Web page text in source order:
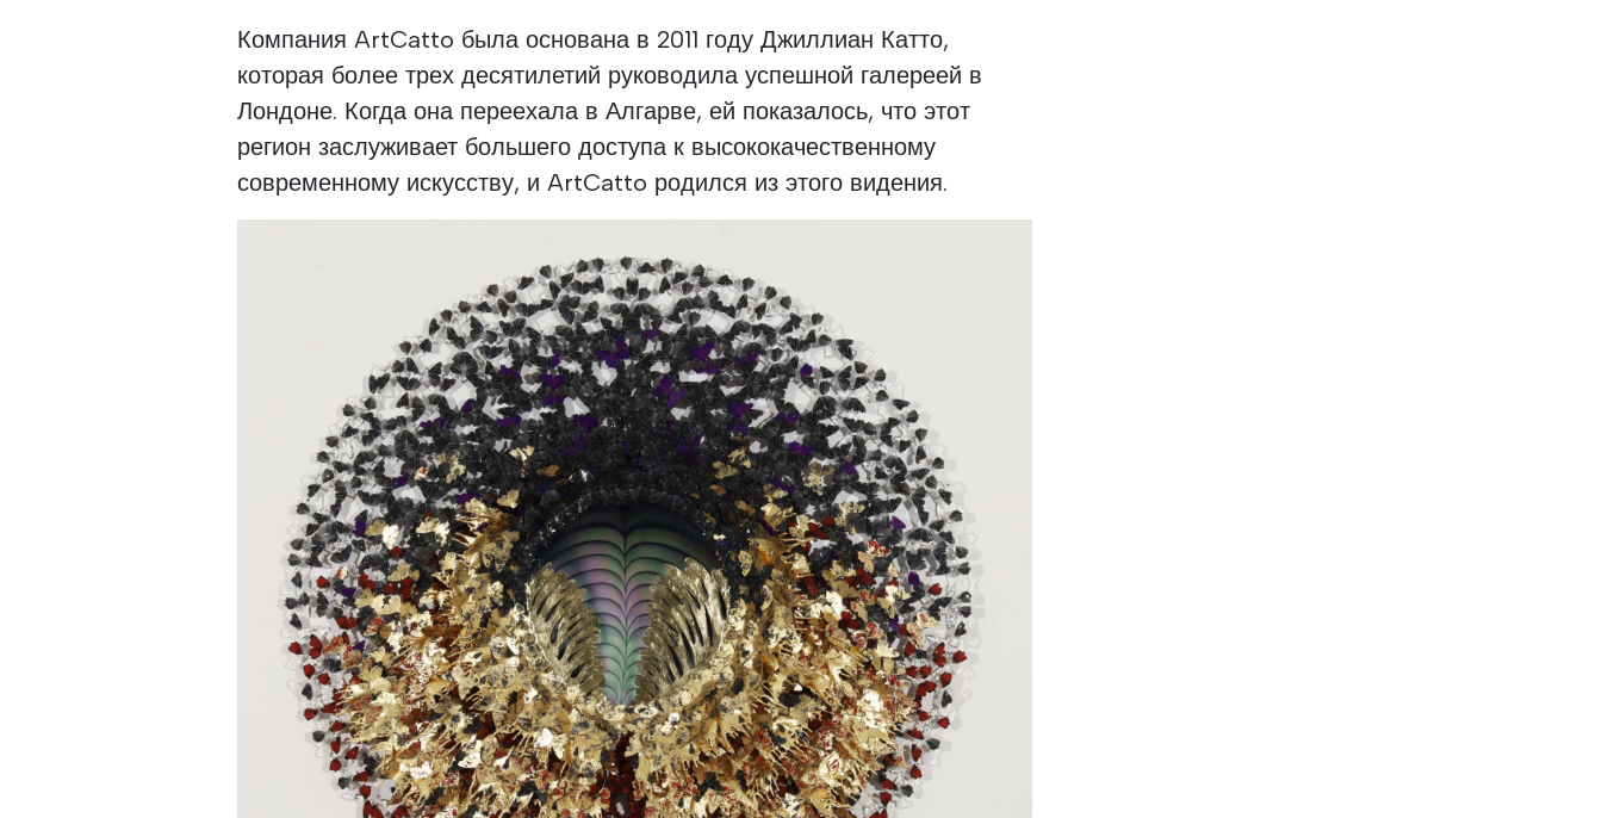
Компания ArtCatto была основана в 2011 году Джиллиан Катто,
которая более трех десятилетий руководила успешной галереей в
Лондоне. Когда она переехала в Алгарве, ей показалось, что этот
регион заслуживает большего доступа к высококачественному
современному искусству, и ArtCatto родился из этого видения.